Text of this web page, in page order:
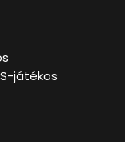
játékos